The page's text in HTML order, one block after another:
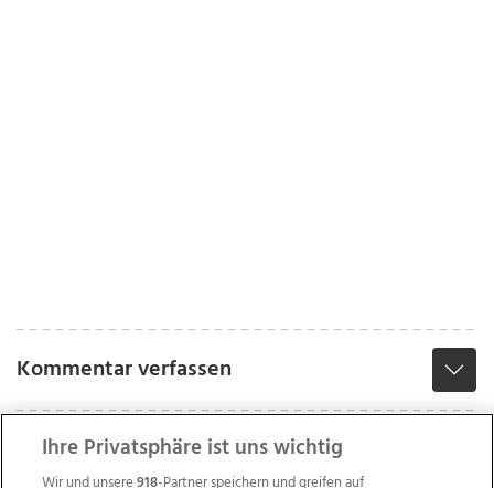
Kommentar verfassen
Ihre Privatsphäre ist uns wichtig
Wir und unsere918-Partner speichern und greifen auf